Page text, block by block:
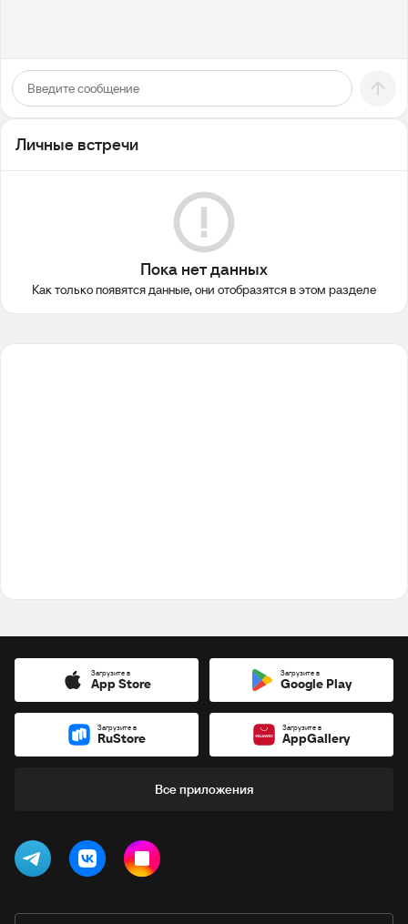
Личные встречи
Пока нет данных
Как только появятся данные, они отобразятся в этом разделе
Загрузите в
App Store
Загрузите в
Google Play
Загрузите в
RuStore
Загрузите в
AppGallery
Все приложения